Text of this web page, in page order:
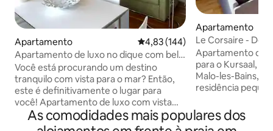
Apartamento Classificação média de 4,83 em
4,83 (144)
Apartamento de luxo no dique com bela
vista para o mar
Você está procurando um destino
tranquilo com vista para o mar? Então,
este é definitivamente o lugar para
você! Apartamento de luxo com vista
deslumbrante para o mar e terraço
espaçoso voltado para o sul, onde é
Apartamento
Le Corsaire - De
a praia
Apartamento de
para o Kursaal, a
Malo-les-Bains,
residência
Ônibus gratuito a
Casino e piscina
As comodidades mais populares dos